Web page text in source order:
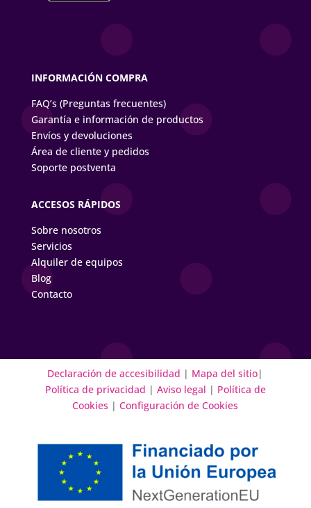
INFORMACIÓN COMPRA
FAQ’s (Preguntas frecuentes)
Garantía e información de productos
Envíos y devoluciones
Área de cliente y pedidos
Soporte postventa
ACCESOS RÁPIDOS
Sobre nosotros
Servicios
Alquiler de equipos
Blog
Contacto
Declaración de accesibilidad | Mapa del sitio|
Política de privacidad | Aviso legal | Política de
Cookies |Configuración de Cookies